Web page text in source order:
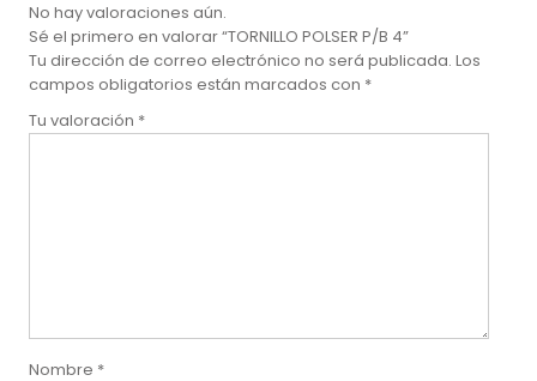
No hay valoraciones aún.
Sé el primero en valorar “TORNILLO POLSER P/B 4”
Tu dirección de correo electrónico no será publicada. Los
campos obligatorios están marcados con *
Tu valoración *
Nombre *